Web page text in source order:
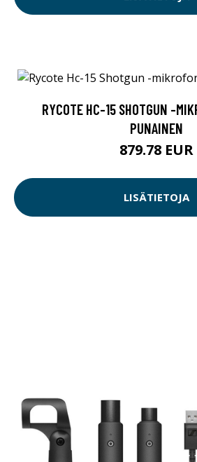
RYCOTE HC-15 SHOTGUN -
PUNAINEN
879.78 EUR
LISÄTIETOJA